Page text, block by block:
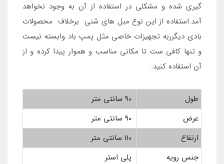
گیری شده و مشکلی در استفاده از آن به وجود نخواهد
آمد.استفاده از این نوع مبل های شنی برخلاف محصولات
بادی دیگرربه تجهیزات خاصی مثل پمپ باد وابسته نیست
و تنها کافی ست تا مکانی مناسب و هموار پیدا کرده و از
آن استفاده کنید.
طول
عرض
ارتفاع
جنس رویه
پلی استر